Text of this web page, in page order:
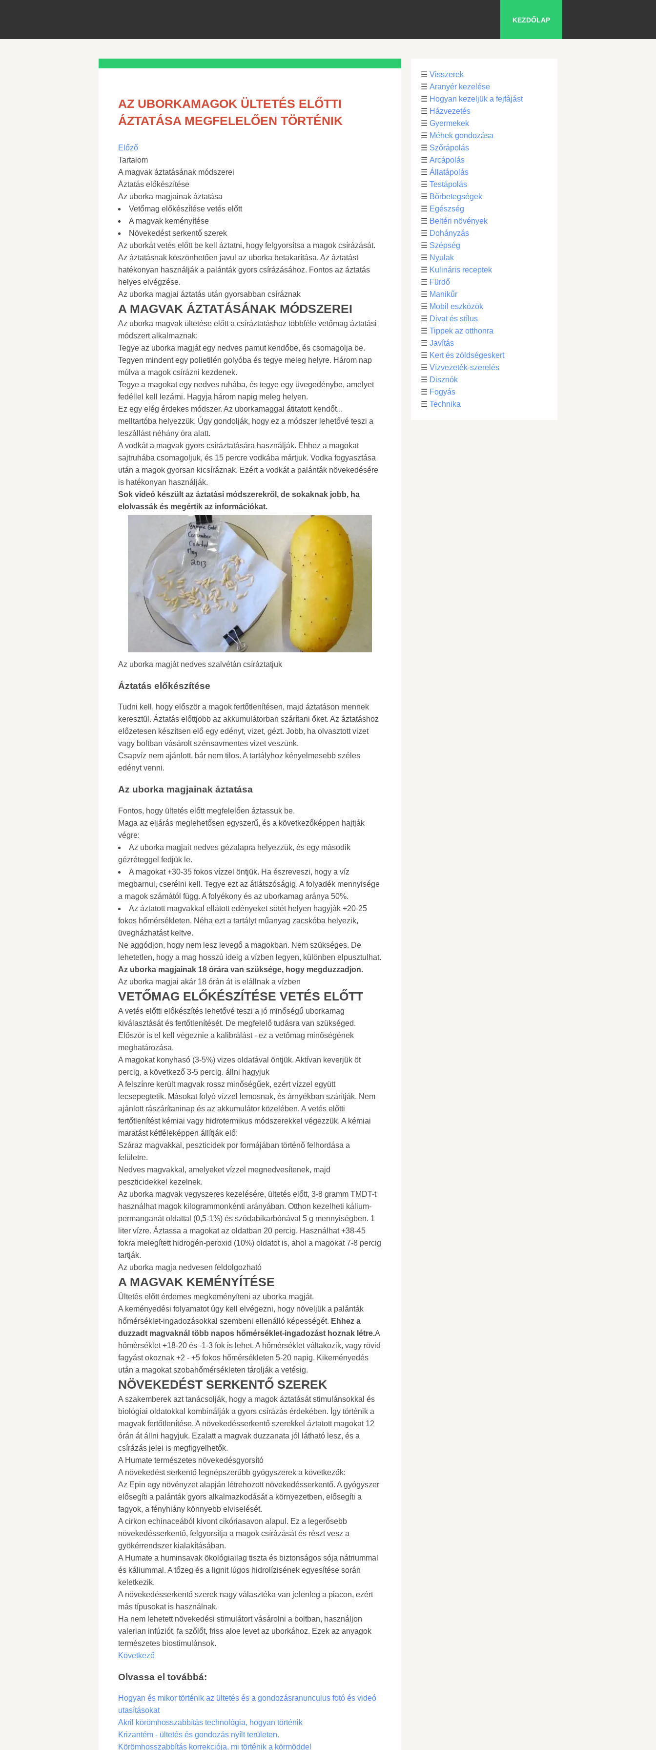
KEZDŐLAP
AZ UBORKAMAGOK ÜLTETÉS ELŐTTI
ÁZTATÁSA MEGFELELŐEN TÖRTÉNIK
Előző
Tartalom
A magvak áztatásának módszerei
Áztatás előkészítése
Az uborka magjainak áztatása
Vetőmag előkészítése vetés előtt
A magvak keményítése
Növekedést serkentő szerek
Az uborkát vetés előtt be kell áztatni, hogy felgyorsítsa a magok csírázását.
Az áztatásnak köszönhetően javul az uborka betakarítása. Az áztatást
hatékonyan használják a palánták gyors csírázásához. Fontos az áztatás
helyes elvégzése.
Az uborka magjai áztatás után gyorsabban csíráznak
A MAGVAK ÁZTATÁSÁNAK MÓDSZEREI
Az uborka magvak ültetése előtt a csíráztatáshoz többféle vetőmag áztatási
módszert alkalmaznak:
Tegye az uborka magját egy nedves pamut kendőbe, és csomagolja be.
Tegyen mindent egy polietilén golyóba és tegye meleg helyre. Három nap
múlva a magok csírázni kezdenek.
Tegye a magokat egy nedves ruhába, és tegye egy üvegedénybe, amelyet
fedéllel kell lezárni. Hagyja három napig meleg helyen.
Ez egy elég érdekes módszer. Az uborkamaggal átitatott kendőt...
melltartóba helyezzük. Úgy gondolják, hogy ez a módszer lehetővé teszi a
leszállást néhány óra alatt.
A vodkát a magvak gyors csíráztatására használják. Ehhez a magokat
sajtruhába csomagoljuk, és 15 percre vodkába mártjuk. Vodka fogyasztása
után a magok gyorsan kicsíráznak. Ezért a vodkát a palánták növekedésére
is hatékonyan használják.
Sok videó készült az áztatási módszerekről, de sokaknak jobb, ha
elolvassák és megértik az információkat.
Az uborka magját nedves szalvétán csíráztatjuk
Áztatás előkészítése
Tudni kell, hogy először a magok fertőtlenítésen, majd áztatáson mennek
keresztül. Áztatás előttjobb az akkumulátorban szárítani őket. Az áztatáshoz
előzetesen készítsen elő egy edényt, vizet, gézt. Jobb, ha olvasztott vizet
vagy boltban vásárolt szénsavmentes vizet veszünk.
Csapvíz nem ajánlott, bár nem tilos. A tartályhoz kényelmesebb széles
edényt venni.
Az uborka magjainak áztatása
Fontos, hogy ültetés előtt megfelelően áztassuk be.
Maga az eljárás meglehetősen egyszerű, és a következőképpen hajtják
végre:
Az uborka magjait nedves gézalapra helyezzük, és egy második
gézréteggel fedjük le.
A magokat +30-35 fokos vízzel öntjük. Ha észreveszi, hogy a víz
megbarnul, cserélni kell. Tegye ezt az átlátszóságig. A folyadék mennyisége
a magok számától függ. A folyékony és az uborkamag aránya 50%.
Az áztatott magvakkal ellátott edényeket sötét helyen hagyják +20-25
fokos hőmérsékleten. Néha ezt a tartályt műanyag zacskóba helyezik,
üvegházhatást keltve.
Ne aggódjon, hogy nem lesz levegő a magokban. Nem szükséges. De
lehetetlen, hogy a mag hosszú ideig a vízben legyen, különben elpusztulhat.
Az uborka magjainak 18 órára van szüksége, hogy megduzzadjon.
Az uborka magjai akár 18 órán át is elállnak a vízben
VETŐMAG ELŐKÉSZÍTÉSE VETÉS ELŐTT
A vetés előtti előkészítés lehetővé teszi a jó minőségű uborkamag
kiválasztását és fertőtlenítését. De megfelelő tudásra van szükséged.
Először is el kell végeznie a kalibrálást - ez a vetőmag minőségének
meghatározása.
A magokat konyhasó (3-5%) vizes oldatával öntjük. Aktívan keverjük öt
percig, a következő 3-5 percig. állni hagyjuk
A felszínre került magvak rossz minőségűek, ezért vízzel együtt
lecsepegtetik. Másokat folyó vízzel lemosnak, és árnyékban szárítják. Nem
ajánlott rászárítaninap és az akkumulátor közelében. A vetés előtti
fertőtlenítést kémiai vagy hidrotermikus módszerekkel végezzük. A kémiai
maratást kétféleképpen állítják elő:
Száraz magvakkal, peszticidek por formájában történő felhordása a
felületre.
Nedves magvakkal, amelyeket vízzel megnedvesítenek, majd
peszticidekkel kezelnek.
Az uborka magvak vegyszeres kezelésére, ültetés előtt, 3-8 gramm TMDT-t
használhat magok kilogrammonkénti arányában. Otthon kezelheti kálium-
permanganát oldattal (0,5-1%) és szódabikarbónával 5 g mennyiségben. 1
liter vízre. Áztassa a magokat az oldatban 20 percig. Használhat +38-45
fokra melegített hidrogén-peroxid (10%) oldatot is, ahol a magokat 7-8 percig
tartják.
Az uborka magja nedvesen feldolgozható
A MAGVAK KEMÉNYÍTÉSE
Ültetés előtt érdemes megkeményíteni az uborka magját.
A keményedési folyamatot úgy kell elvégezni, hogy növeljük a palánták
hőmérséklet-ingadozásokkal szembeni ellenálló képességét. Ehhez a
duzzadt magvaknál több napos hőmérséklet-ingadozást hoznak létre.A
hőmérséklet +18-20 és -1-3 fok is lehet. A hőmérséklet váltakozik, vagy rövid
fagyást okoznak +2 - +5 fokos hőmérsékleten 5-20 napig. Kikeményedés
után a magokat szobahőmérsékleten tárolják a vetésig.
NÖVEKEDÉST SERKENTŐ SZEREK
A szakemberek azt tanácsolják, hogy a magok áztatását stimulánsokkal és
biológiai oldatokkal kombinálják a gyors csírázás érdekében. Így történik a
magvak fertőtlenítése. A növekedésserkentő szerekkel áztatott magokat 12
órán át állni hagyjuk. Ezalatt a magvak duzzanata jól látható lesz, és a
csírázás jelei is megfigyelhetők.
A Humate természetes növekedésgyorsító
A növekedést serkentő legnépszerűbb gyógyszerek a következők:
Az Epin egy növényzet alapján létrehozott növekedésserkentő. A gyógyszer
elősegíti a palánták gyors alkalmazkodását a környezetben, elősegíti a
fagyok, a fényhiány könnyebb elviselését.
A cirkon echinaceából kivont cikóriasavon alapul. Ez a legerősebb
növekedésserkentő, felgyorsítja a magok csírázását és részt vesz a
gyökérrendszer kialakításában.
A Humate a huminsavak ökológiailag tiszta és biztonságos sója nátriummal
és káliummal. A tőzeg és a lignit lúgos hidrolízisének egyesítése során
keletkezik.
A növekedésserkentő szerek nagy választéka van jelenleg a piacon, ezért
más típusokat is használnak.
Ha nem lehetett növekedési stimulátort vásárolni a boltban, használjon
valerian infúziót, fa szőlőt, friss aloe levet az uborkához. Ezek az anyagok
természetes biostimulánsok.
Következő
Olvassa el továbbá:
Hogyan és mikor történik az ültetés és a gondozásranunculus fotó és videó
utasításokat
Akril körömhosszabbítás technológia, hogyan történik
Krizantém - ültetés és gondozás nyílt területen.
Körömhosszabbítás korrekciója, mi történik a körmöddel
☰ Visszerek
☰ Aranyér kezelése
☰ Hogyan kezeljük a fejfájást
☰ Házvezetés
☰ Gyermekek
☰ Méhek gondozása
☰ Szőrápolás
☰ Arcápolás
☰ Állatápolás
☰ Testápolás
☰ Bőrbetegségek
☰ Egészség
☰ Beltéri növények
☰ Dohányzás
☰ Szépség
☰ Nyulak
☰ Kulináris receptek
☰ Fürdő
☰ Manikűr
☰ Mobil eszközök
☰ Divat és stílus
☰ Tippek az otthonra
☰ Javítás
☰ Kert és zöldségeskert
☰ Vízvezeték-szerelés
☰ Disznók
☰ Fogyás
☰ Technika